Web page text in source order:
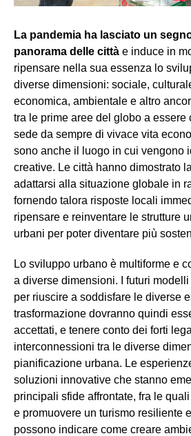
La pandemia ha lasciato un
panorama delle città e induce in
ripensare nella sua essenza lo
diverse dimensioni: sociale,
economica, ambientale e altro
tra le prime aree del globo a essere
sede da sempre di vivace vita
sono anche il luogo in cui vengono
creative. Le città hanno dimostrato
adattarsi alla situazione globale in
fornendo talora risposte locali
ripensare e reinventare le strutture
urbani per poter diventare più
Lo sviluppo urbano è multiforme e
a diverse dimensioni. I futuri
per riuscire a soddisfare le diverse
trasformazione dovranno quindi
accettati, e tenere conto dei forti
interconnessioni tra le diverse
pianificazione urbana. Le
soluzioni innovative che stanno
principali sfide affrontate, fra le
e promuovere un turismo resiliente
possono indicare come creare